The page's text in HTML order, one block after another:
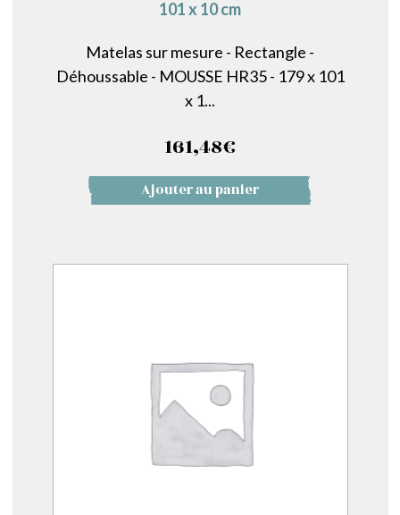
101 x 10 cm
Matelas sur mesure - Rectangle -
Déhoussable - MOUSSE HR35 - 179 x 101
x 1...
161,48€
Ajouter au panier